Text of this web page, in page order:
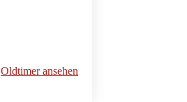
Oldtimer ansehen